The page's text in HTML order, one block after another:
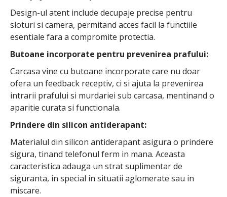
Design-ul atent include decupaje precise pentru
sloturi si camera, permitand acces facil la functiile
esentiale fara a compromite protectia.
Butoane incorporate pentru prevenirea prafului:
Carcasa vine cu butoane incorporate care nu doar
ofera un feedback receptiv, ci si ajuta la prevenirea
intrarii prafului si murdariei sub carcasa, mentinand o
aparitie curata si functionala.
Prindere din silicon antiderapant:
Materialul din silicon antiderapant asigura o prindere
sigura, tinand telefonul ferm in mana. Aceasta
caracteristica adauga un strat suplimentar de
siguranta, in special in situatii aglomerate sau in
miscare.